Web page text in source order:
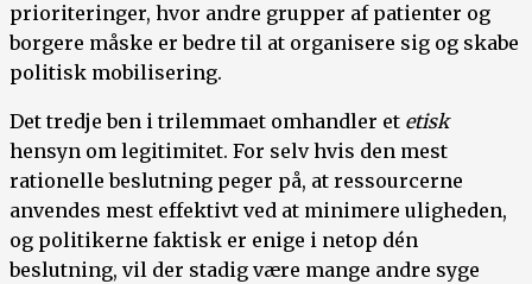
prioriteringer, hvor andre grupper af patienter og
borgere måske er bedre til at organisere sig og skabe
politisk mobilisering.
Det tredje ben i trilemmaet omhandler et etisk
hensyn om legitimitet. For selv hvis den mest
rationelle beslutning peger på, at ressourcerne
anvendes mest effektivt ved at minimere uligheden,
og politikerne faktisk er enige i netop dén
beslutning, vil der stadig være mange andre syge